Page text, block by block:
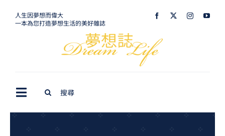
人生因夢想而偉大
一本為您打造夢想生活的美好雜誌
Toggle
Navigation